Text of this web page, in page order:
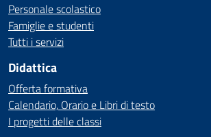
Personale scolastico
Famiglie e studenti
Tutti i servizi
Didattica
Offerta formativa
Calendario, Orario e Libri di testo
I progetti delle classi